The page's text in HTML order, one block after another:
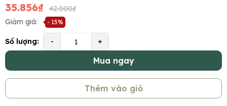
35.856₫
42.000₫
Giảm giá:
- 15%
Số lượng: - +
Mua ngay
Thêm vào giỏ